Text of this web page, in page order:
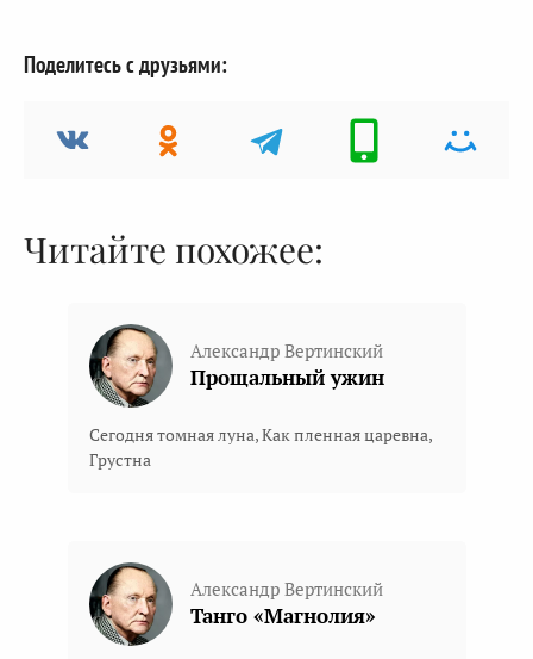
Поделитесь с друзьями:
Читайте похожее:
Александр Вертинский
Прощальный ужин
Сегодня томная луна, Как пленная царевна,
Грустна
Александр Вертинский
Танго «Магнолия»